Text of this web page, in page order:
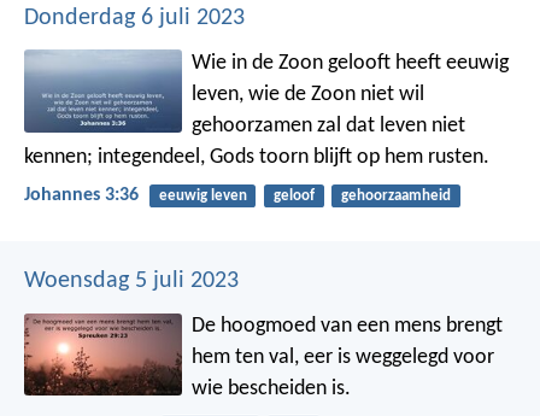
Donderdag 6 juli 2023
Wie in de Zoon gelooft heeft eeuwig
leven, wie de Zoon niet wil
gehoorzamen zal dat leven niet
kennen; integendeel, Gods toorn blijft op hem rusten.
Johannes 3:36 eeuwig leven geloof gehoorzaamheid
Woensdag 5 juli 2023
De hoogmoed van een mens brengt
hem ten val, eer is weggelegd voor
wie bescheiden is.